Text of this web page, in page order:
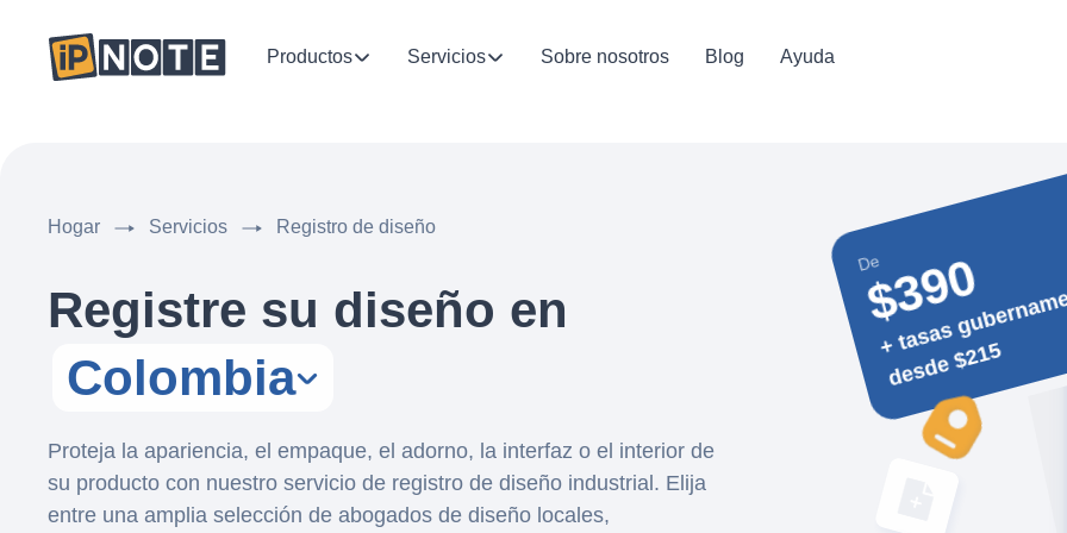
Productos Servicios Sobre nosotros Blog Ayuda
Hogar Servicios Registro de diseño
Registre su diseño en
Colombia
Proteja la apariencia, el empaque, el adorno, la interfaz o el interior de
su producto con nuestro servicio de registro de diseño industrial. Elija
entre una amplia selección de abogados de diseño locales,
De
$390
+
5